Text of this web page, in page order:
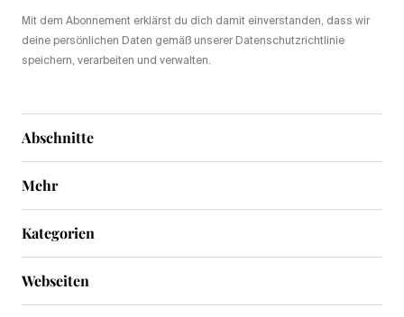
Abschnitte
Mehr
Mit dem Abonnement erklärst du dich damit einverstanden, dass wir
deine persönlichen Daten gemäß unserer Datenschutzrichtlinie
speichern, verarbeiten und verwalten.
Kategorien
Webseiten